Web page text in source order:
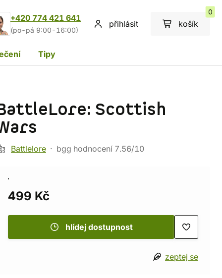
+420 774 421 641
(po-pá 9:00-16:00)
přihlásit košík
0
Tipy
Scottish
Battlelore bgg hodnocení 7.56/10
499 Kč
hlídej dostupnost
zeptej se